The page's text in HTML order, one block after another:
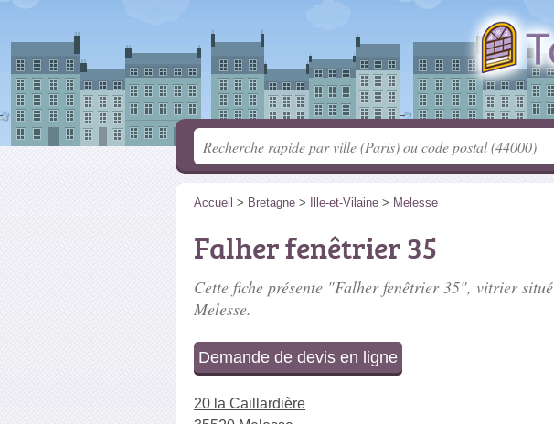
Accueil > Bretagne > Ille-et-Vilaine > Melesse
Falher fenêtrier 35
Cette fiche présente "Falher fenêtrier 35", vitrier situé
Melesse.
Demande de devis en ligne
20 la Caillardière